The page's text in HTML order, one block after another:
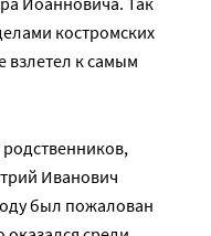
костромских
взлетел к самым
Иванович
был пожалован